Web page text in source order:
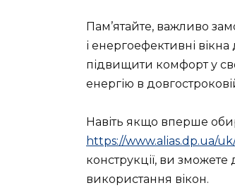
Пам’ятайте, важливо
і енергоефективні
підвищити комфорт у
енергію в
Навіть якщо вперше
https://www.alias.dp.ua/
конструкції, ви
використання вікон.